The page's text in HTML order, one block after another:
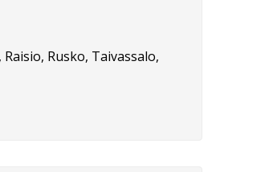
Rusko, Taivassalo,